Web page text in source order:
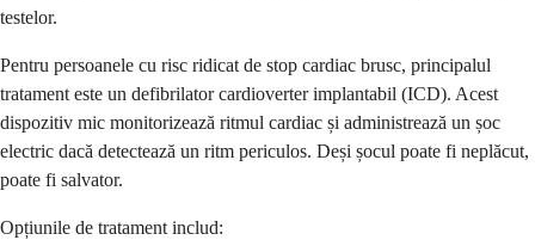
testelor.
Pentru persoanele cu risc ridicat de stop cardiac brusc, principalul
tratament este un defibrilator cardioverter implantabil (ICD). Acest
dispozitiv mic monitorizează ritmul cardiac și administrează un șoc
electric dacă detectează un ritm periculos. Deși șocul poate fi neplăcut,
poate fi salvator.
Opțiunile de tratament includ: